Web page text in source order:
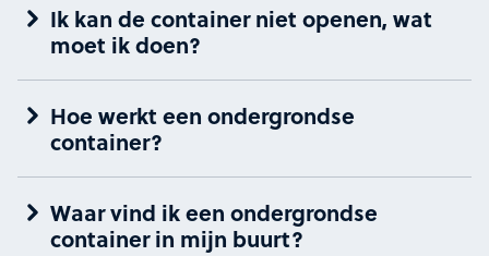
Ik kan de container niet openen, wat
moet ik doen?
Hoe werkt een ondergrondse
container?
Waar vind ik een ondergrondse
container in mijn buurt?